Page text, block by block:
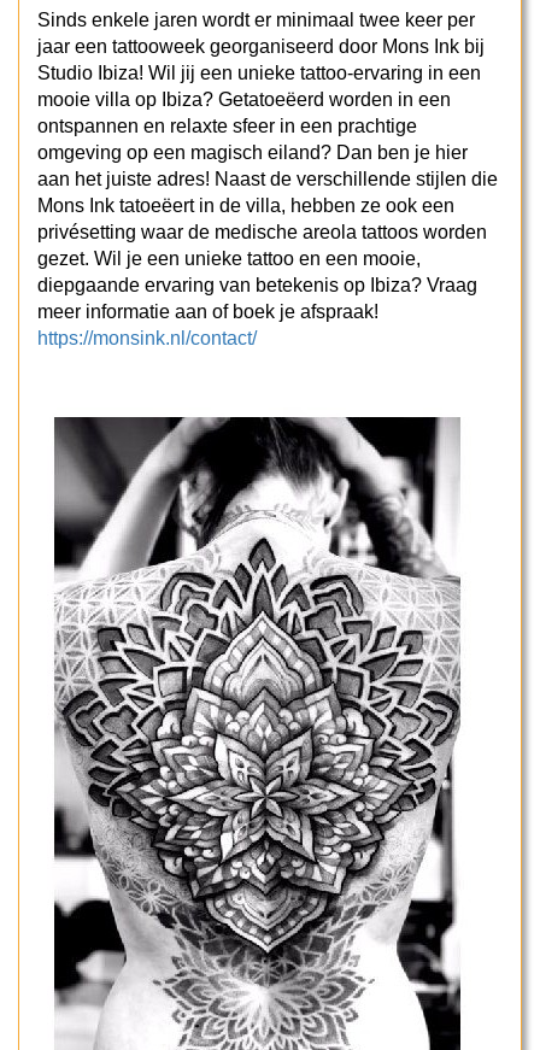
Sinds enkele jaren wordt er minimaal twee keer per
jaar een tattooweek georganiseerd door Mons Ink bij
Studio Ibiza! Wil jij een unieke tattoo-ervaring in een
mooie villa op Ibiza? Getatoeëerd worden in een
ontspannen en relaxte sfeer in een prachtige
omgeving op een magisch eiland? Dan ben je hier
aan het juiste adres! Naast de verschillende stijlen die
Mons Ink tatoeëert in de villa, hebben ze ook een
privésetting waar de medische areola tattoos worden
gezet. Wil je een unieke tattoo en een mooie,
diepgaande ervaring van betekenis op Ibiza? Vraag
meer informatie aan of boek je afspraak!
https://monsink.nl/contact/